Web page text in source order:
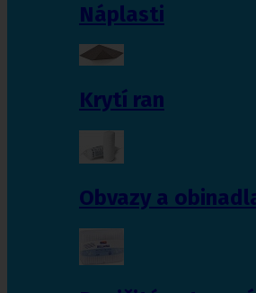
Náplasti
Krytí ran
Obvazy a